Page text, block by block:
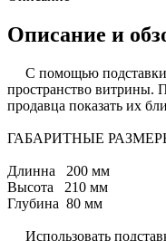
Описание и
С помощью подставки
пространство витрины.
продавца показать их
ГАБАРИТНЫЕ
Длинна 200 мм
Высота 210 мм
Глубина 80 мм
Использовать